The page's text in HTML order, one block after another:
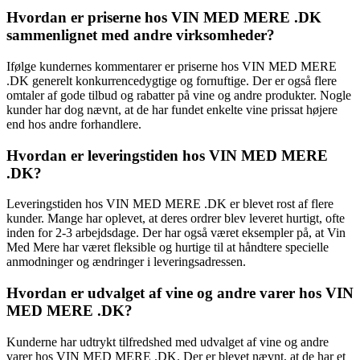
Hvordan er priserne hos VIN MED MERE .DK
sammenlignet med andre virksomheder?
Ifølge kundernes kommentarer er priserne hos VIN MED MERE
.DK generelt konkurrencedygtige og fornuftige. Der er også flere
omtaler af gode tilbud og rabatter på vine og andre produkter. Nogle
kunder har dog nævnt, at de har fundet enkelte vine prissat højere
end hos andre forhandlere.
Hvordan er leveringstiden hos VIN MED MERE
.DK?
Leveringstiden hos VIN MED MERE .DK er blevet rost af flere
kunder. Mange har oplevet, at deres ordrer blev leveret hurtigt, ofte
inden for 2-3 arbejdsdage. Der har også været eksempler på, at Vin
Med Mere har været fleksible og hurtige til at håndtere specielle
anmodninger og ændringer i leveringsadressen.
Hvordan er udvalget af vine og andre varer hos VIN
MED MERE .DK?
Kunderne har udtrykt tilfredshed med udvalget af vine og andre
varer hos VIN MED MERE .DK. Der er blevet nævnt, at de har et